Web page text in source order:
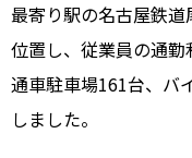
最寄り駅の名古屋鉄
位置し、従業員の通
通車駐車場161台、バ
しました。